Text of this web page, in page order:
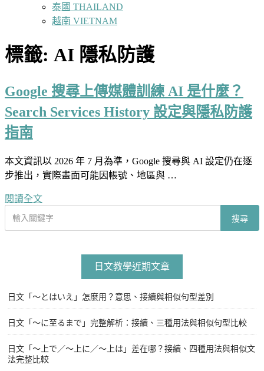
泰國 THAILAND
越南 VIETNAM
標籤: AI 隱私防護
Google 搜尋上傳媒體訓練 AI 是什麼？
Search Services History 設定與隱私防護
指南
本文資訊以 2026 年 7 月為準，Google 搜尋與 AI 設定仍在逐
步推出，實際畫面可能因帳號、地區與 …
閱讀全文
搜尋
日文教學近期文章
日文「〜とはいえ」怎麼用？意思、接續與相似句型差別
日文「〜に至るまで」完整解析：接續、三種用法與相似句型比較
日文「〜上で／〜上に／〜上は」差在哪？接續、四種用法與相似文
法完整比較